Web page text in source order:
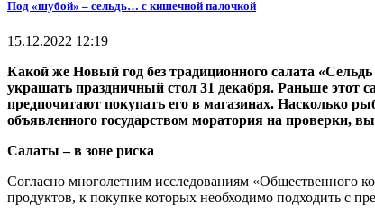
Под «шубой» – сельдь… с кишечной палочкой
15.12.2022 12:19
Какой же Новый год без традиционного салата
украшать праздничный стол 31 декабря. Раньше этот
предпочитают покупать его в магазинах. Насколько
объявленного государством моратория на проверки,
Салаты – в зоне риска
Согласно многолетним исследованиям «Общественного
продуктов, к покупке которых необходимо подходить с